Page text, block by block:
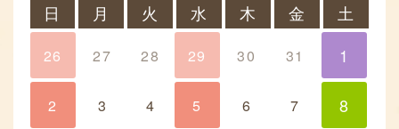
日 月 火 水 木 金 土
26 27 28 29 30 31 1
1
2 3 4 5 6 7 8
8